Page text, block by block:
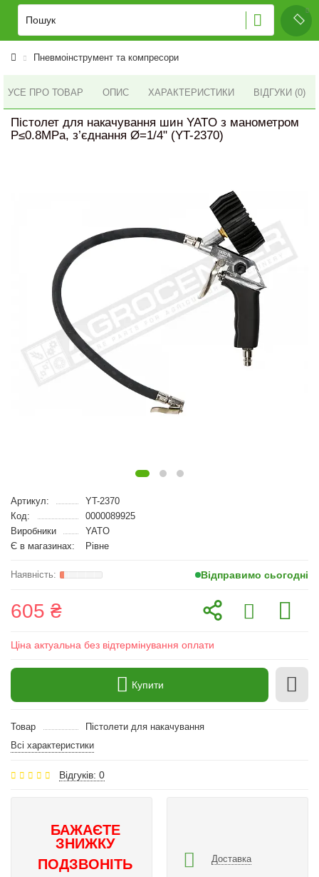
Пневмоінструмент та компресори
УСЕ ПРО ТОВАР ОПИС ХАРАКТЕРИСТИКИ ВІДГУКИ (0)
Пістолет для накачування шин YATO з манометром
P≤0.8MPa, з’єднання Ø=1/4" (YT-2370)
Артикул:
YT-2370
Код:
0000089925
Виробники
YATO
Є в магазинах:
Рівне
Відправимо сьогодні
605 ₴
Ціна актуальна без відтермінування оплати
Купити
Товар
Пістолети для накачування
Всі характеристики
Відгуків: 0
БАЖАЄТЕ
ЗНИЖКУ
ПОДЗВОНІТЬ
Доставка